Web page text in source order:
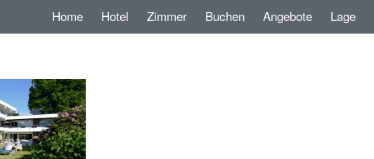
Home Hotel Zimmer Buchen Angebote Lage